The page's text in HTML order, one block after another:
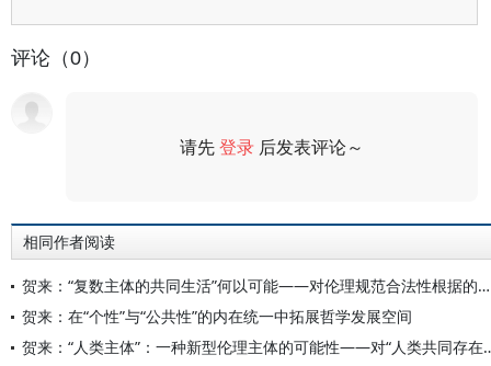
评论（0）
请先登录 后发表评论～
相同作者阅读
贺来：“复数主体的共同生活”何以可能——对伦理规范合法性根据的前提性反思
贺来：在“个性”与“公共性”的内在统一中拓展哲学发展空间
贺来：“人类主体”：一种新型